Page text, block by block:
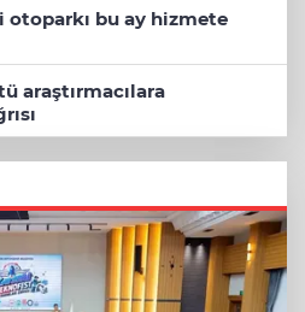
otoparkı bu ay hizmete
araştırmacılara